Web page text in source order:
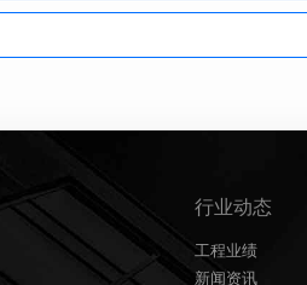
行业动态
工程业绩
新闻资讯